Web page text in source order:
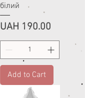
білий
Price
UAH 190.00
Add to Cart